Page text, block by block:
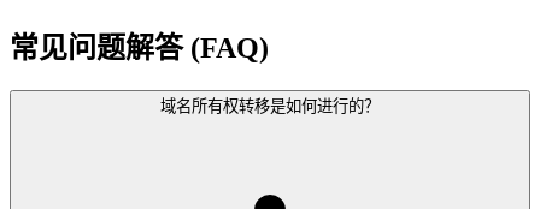
常见问题解答 (FAQ)
域名所有权转移是如何进行的？